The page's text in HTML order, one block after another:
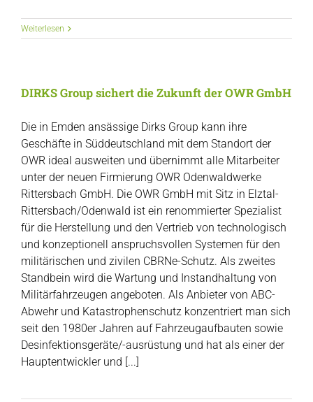
Weiterlesen
DIRKS Group sichert die Zukunft der OWR GmbH
Die in Emden ansässige Dirks Group kann ihre
Geschäfte in Süddeutschland mit dem Standort der
OWR ideal ausweiten und übernimmt alle Mitarbeiter
unter der neuen Firmierung OWR Odenwaldwerke
Rittersbach GmbH. Die OWR GmbH mit Sitz in Elztal-
Rittersbach/Odenwald ist ein renommierter Spezialist
für die Herstellung und den Vertrieb von technologisch
und konzeptionell anspruchsvollen Systemen für den
militärischen und zivilen CBRNe-Schutz. Als zweites
Standbein wird die Wartung und Instandhaltung von
Militärfahrzeugen angeboten. Als Anbieter von ABC-
Abwehr und Katastrophenschutz konzentriert man sich
seit den 1980er Jahren auf Fahrzeugaufbauten sowie
Desinfektionsgeräte/-ausrüstung und hat als einer der
Hauptentwickler und [...]